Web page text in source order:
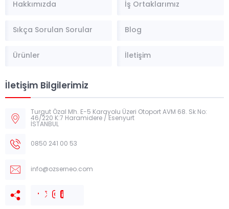
Hakkımızda İş Ortaklarımız
Sıkça Sorulan Sorular Blog
Ürünler İletişim
İletişim Bilgilerimiz
Turgut Özal Mh. E-5 Karayolu Üzeri Otoport AVM 68. Sk No:
46/220 K:7 Haramidere / Esenyurt
İSTANBUL
0850 241 00 53
info@ozserneo.com